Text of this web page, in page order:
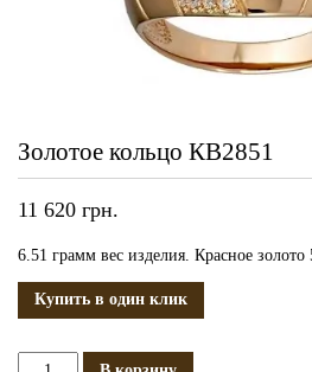
Золотое кольцо КВ2851
11 620 грн.
6.51 грамм вес изделия. Красное
Купить в один клик
Количество